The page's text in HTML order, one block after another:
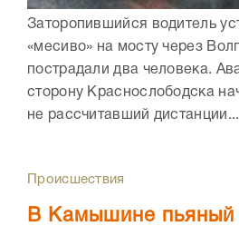
Заторопившийся водитель
«месиво» на мосту через
пострадали два человека.
сторону Краснослободска
не рассчитавший дистанции...
Происшествия
В Камышине пьяный